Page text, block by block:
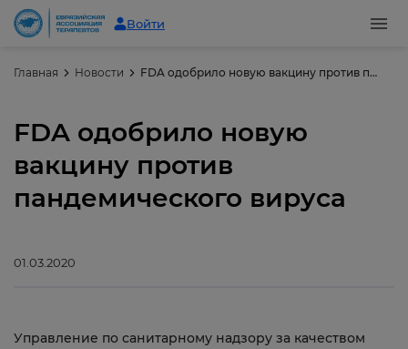
Войти
Главная Новости FDA одобрило новую вакцину против пандемического вируса
FDA одобрило новую
вакцину против
пандемического вируса
01.03.2020
Управление по санитарному надзору за качеством